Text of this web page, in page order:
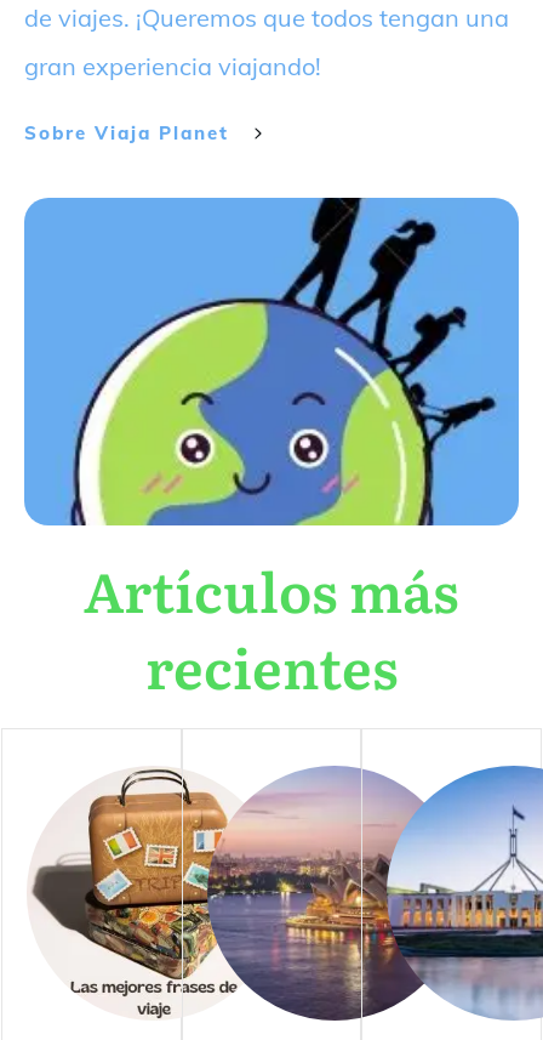
de viajes. ¡Queremos que todos tengan una
gran experiencia viajando!
Sobre Viaja Planet
Artículos más
recientes